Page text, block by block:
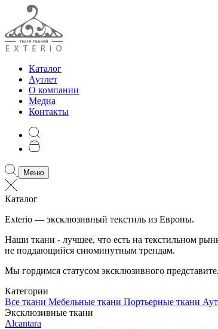
Каталог
Аутлет
О компании
Медиа
Контакты
Меню
Каталог
Exterio — эксклюзивный текстиль из Европы.
Наши ткани - лучшее, что есть на текстильном
не поддающийся сиюминутным трендам.
Мы гордимся статусом эксклюзивного
Категории
Все ткани Мебельные ткани Портьерные ткани
Эксклюзивные ткани
Alcantara